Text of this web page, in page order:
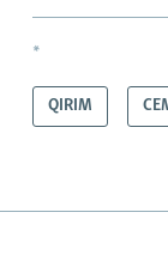
*
QIRIM